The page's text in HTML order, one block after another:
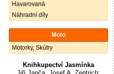
Havarovaná
Náhradní díly
Moto
Motorky, Skútry
Knihkupectví Jasmínka